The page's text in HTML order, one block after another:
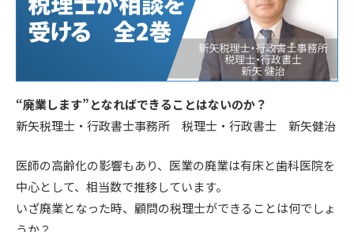
“廃業します”となればできることはないのか？
新矢税理士・行政書士事務所 税理士・行政書士 新矢健治
医師の高齢化の影響もあり、医業の廃業は有床と歯科医院を
中心として、相当数で推移しています。
いざ廃業となった時、顧問の税理士ができることは何でしょ